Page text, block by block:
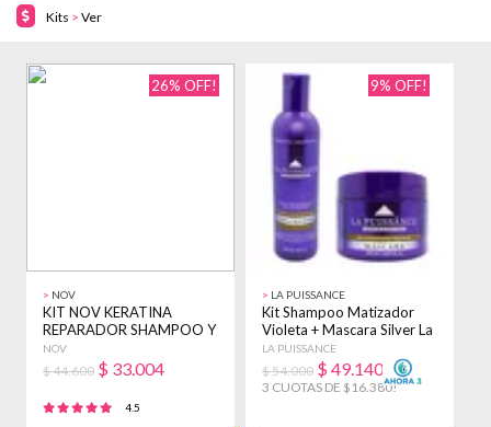
Kits > Ver
26% OFF!
> NOV
KIT NOV KERATINA
REPARADOR SHAMPOO Y
ENJUAGUE 3900ML +
BAÑO
NOV
$ 44.600 $ 33.004
4.5
9% OFF!
> LA PUISSANCE
Kit Shampoo Matizador
Violeta + Mascara Silver La
Puissance
LA PUISSANCE
$ 54.000 $ 49.140
3 CUOTAS DE $16.380!